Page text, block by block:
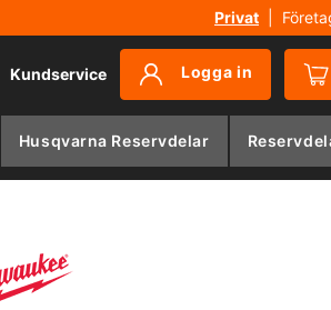
Privat
Kundservice Logga in
Husqvarna Reservdelar